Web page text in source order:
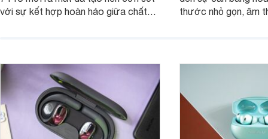
với sự kết hợp hoàn hảo giữa chất
thước nhỏ gọn, âm